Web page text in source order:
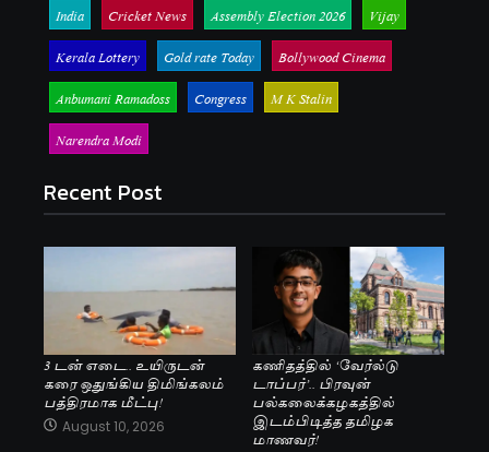
India
Cricket News Assembly Election 2026
Vijay
Kerala Lottery
Gold rate Today
Bollywood Cinema
Anbumani Ramadoss
Congress
M K Stalin
Narendra Modi
Recent Post
3 டன் எடை.. உயிருடன்
கரை ஒதுங்கிய திமிங்கலம்
பத்திரமாக மீட்பு!
August 10, 2026
கணிதத்தில் ‘வேர்ல்டு
டாப்பர்’.. பிரவுன்
பல்கலைக்கழகத்தில்
இடம்பிடித்த தமிழக
மாணவர்!